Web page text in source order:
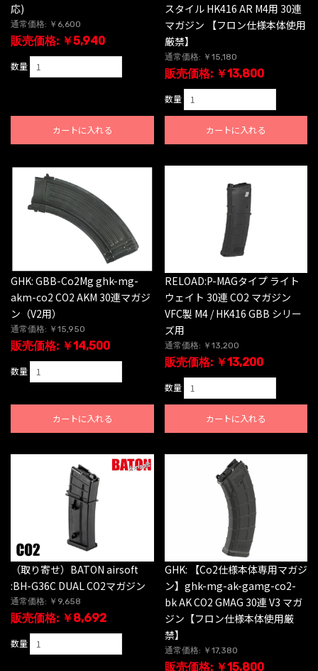
応)
通常価格: ￥6,600
販売価格: ￥5,940
数量
カートに入れる
スタイル HK416 AR M4用 30連
マガジン 【フロン仕様本体使用
厳禁】
通常価格: ￥15,180
販売価格: ￥13,800
数量
カートに入れる
GHK: GBB-Co2Mg ghk-mg-
akm-co2 CO2 AKM 30連マガジ
ン（V2用）
通常価格: ￥15,950
販売価格: ￥14,500
数量
カートに入れる
RELOAD:P-MAGタイプ ライト
ウェイト 30連 CO2 マガジン
VFC製 M4 / HK416 GBB シリー
ズ用
通常価格: ￥13,200
販売価格: ￥13,200
数量
カートに入れる
（取り寄せ）BATON airsoft
:BH-G36C DUAL CO2マガジン
通常価格: ￥9,658
販売価格: ￥8,692
数量
GHK: 【Co2仕様本体専用マガジ
ン】ghk-mg-ak-gamg-co2-
bk AK CO2 GMAG 30連 V3 マガ
ジン【フロン仕様本体使用厳
禁】
通常価格: ￥17,380
販売価格: ￥15,800